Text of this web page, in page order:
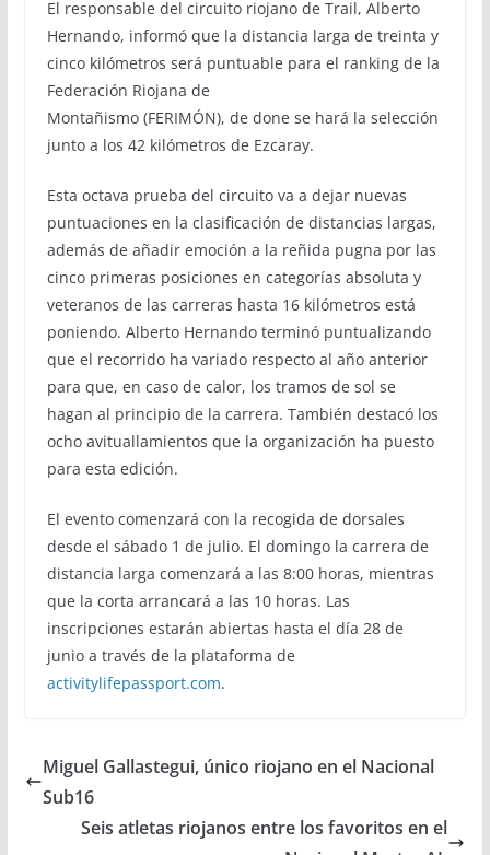
El responsable del circuito riojano de Trail, Alberto
Hernando, informó que la distancia larga de treinta y
cinco kilómetros será puntuable para el ranking de la
Federación Riojana de
Montañismo (FERIMÓN), de done se hará la selección
junto a los 42 kilómetros de Ezcaray.
Esta octava prueba del circuito va a dejar nuevas
puntuaciones en la clasificación de distancias largas,
además de añadir emoción a la reñida pugna por las
cinco primeras posiciones en categorías absoluta y
veteranos de las carreras hasta 16 kilómetros está
poniendo. Alberto Hernando terminó puntualizando
que el recorrido ha variado respecto al año anterior
para que, en caso de calor, los tramos de sol se
hagan al principio de la carrera. También destacó los
ocho avituallamientos que la organización ha puesto
para esta edición.
El evento comenzará con la recogida de dorsales
desde el sábado 1 de julio. El domingo la carrera de
distancia larga comenzará a las 8:00 horas, mientras
que la corta arrancará a las 10 horas. Las
inscripciones estarán abiertas hasta el día 28 de
junio a través de la plataforma de
activitylifepassport.com.
Miguel Gallastegui, único riojano en el Nacional
Sub16
Seis atletas riojanos entre los favoritos en el